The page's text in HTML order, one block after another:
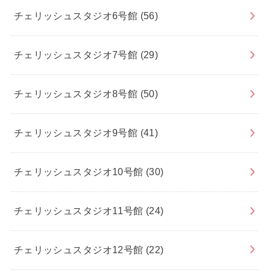
チェリッシュスタジオ6号館 (56)
チェリッシュスタジオ7号館 (29)
チェリッシュスタジオ8号館 (50)
チェリッシュスタジオ9号館 (41)
チェリッシュスタジオ10号館 (30)
チェリッシュスタジオ11号館 (24)
チェリッシュスタジオ12号館 (22)